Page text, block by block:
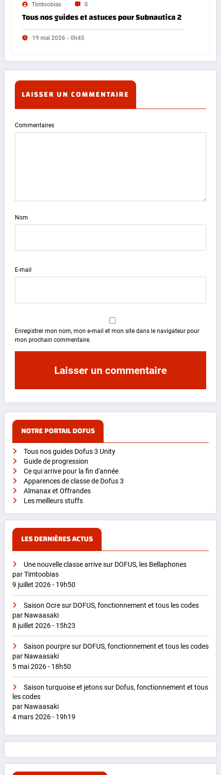
Timtoobias 0
Tous nos guides et astuces pour Subnautica 2
19 mai 2026 - 0h45
LAISSER UN COMMENTAIRE
Commentaires
Nom
E-mail
Enregistrer mon nom, mon e-mail et mon site dans le navigateur pour
mon prochain commentaire.
NOTRE PORTAIL DOFUS
Tous nos guides Dofus 3 Unity
Guide de progression
Ce qui arrive pour la fin d'année
Apparences de classe de Dofus 3
Almanax et Offrandes
Les meilleurs stuffs
LES DERNIÈRES ACTUS
Une nouvelle classe arrive sur DOFUS, les Bellaphones
par Timtoobias
9 juillet 2026 - 19h50
Saison Ocre sur DOFUS, fonctionnement et tous les codes
par Nawaasaki
8 juillet 2026 - 15h23
Saison pourpre sur DOFUS, fonctionnement et tous les codes
par Nawaasaki
5 mai 2026 - 18h50
Saison turquoise et jetons sur Dofus, fonctionnement et tous
les codes
par Nawaasaki
4 mars 2026 - 19h19